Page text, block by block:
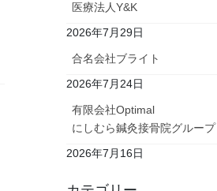
医療法人Y&K
2026年7月29日
合名会社ブライト
2026年7月24日
有限会社Optimal
にしむら鍼灸接骨院グループ
2026年7月16日